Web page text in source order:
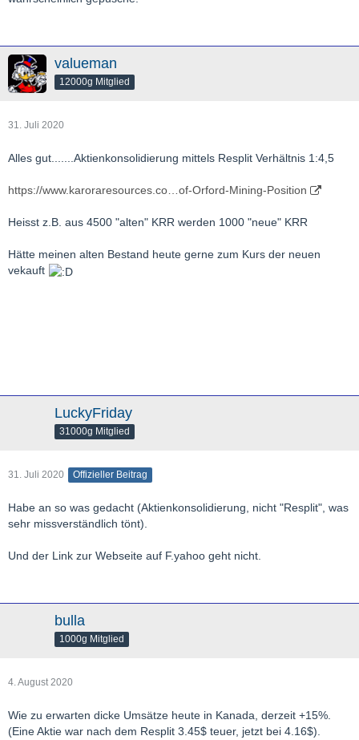
valueman
12000g Mitglied
31. Juli 2020
Alles gut.......Aktienkonsolidierung mittels Resplit Verhältnis 1:4,5
https://www.karoraresources.co…of-Orford-Mining-Position
Heisst z.B. aus 4500 "alten" KRR werden 1000 "neue" KRR
Hätte meinen alten Bestand heute gerne zum Kurs der neuen
vekauft
LuckyFriday
31000g Mitglied
31. Juli 2020 Offizieller Beitrag
Habe an so was gedacht (Aktienkonsolidierung, nicht "Resplit", was
sehr missverständlich tönt).
Und der Link zur Webseite auf F.yahoo geht nicht.
bulla
1000g Mitglied
4. August 2020
Wie zu erwarten dicke Umsätze heute in Kanada, derzeit +15%.
(Eine Aktie war nach dem Resplit 3.45$ teuer, jetzt bei 4.16$).